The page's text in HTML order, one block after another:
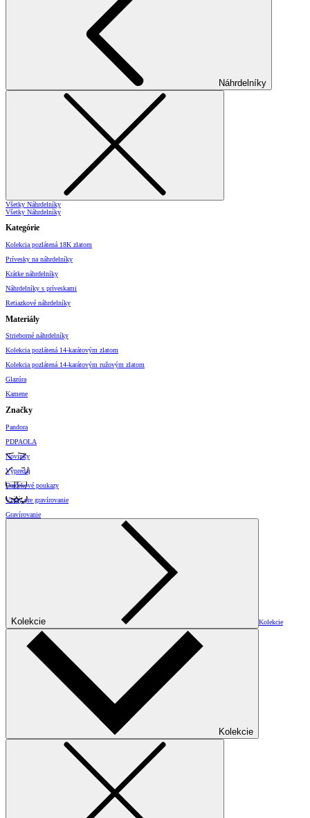
Náhrdelníky
Všetky Náhrdelníky
Všetky Náhrdelníky
Kategórie
Kolekcia pozlátená 18K zlatom
Prívesky na náhrdelníky
Krátke náhrdelníky
Náhrdelníky s príveskami
Retiazkové náhrdelníky
Materiály
Strieborné náhrdelníky
Kolekcia pozlátená 14-karátovým zlatom
Kolekcia pozlátená 14-karátovým ružovým zlatom
Glazúra
Kamene
Značky
Pandora
PDPAOLA
Novinky
Výpredaj
Darčekové poukazy
Vzory pre gravírovanie
Gravírovanie
Kolekcie Kolekcie
Kolekcie